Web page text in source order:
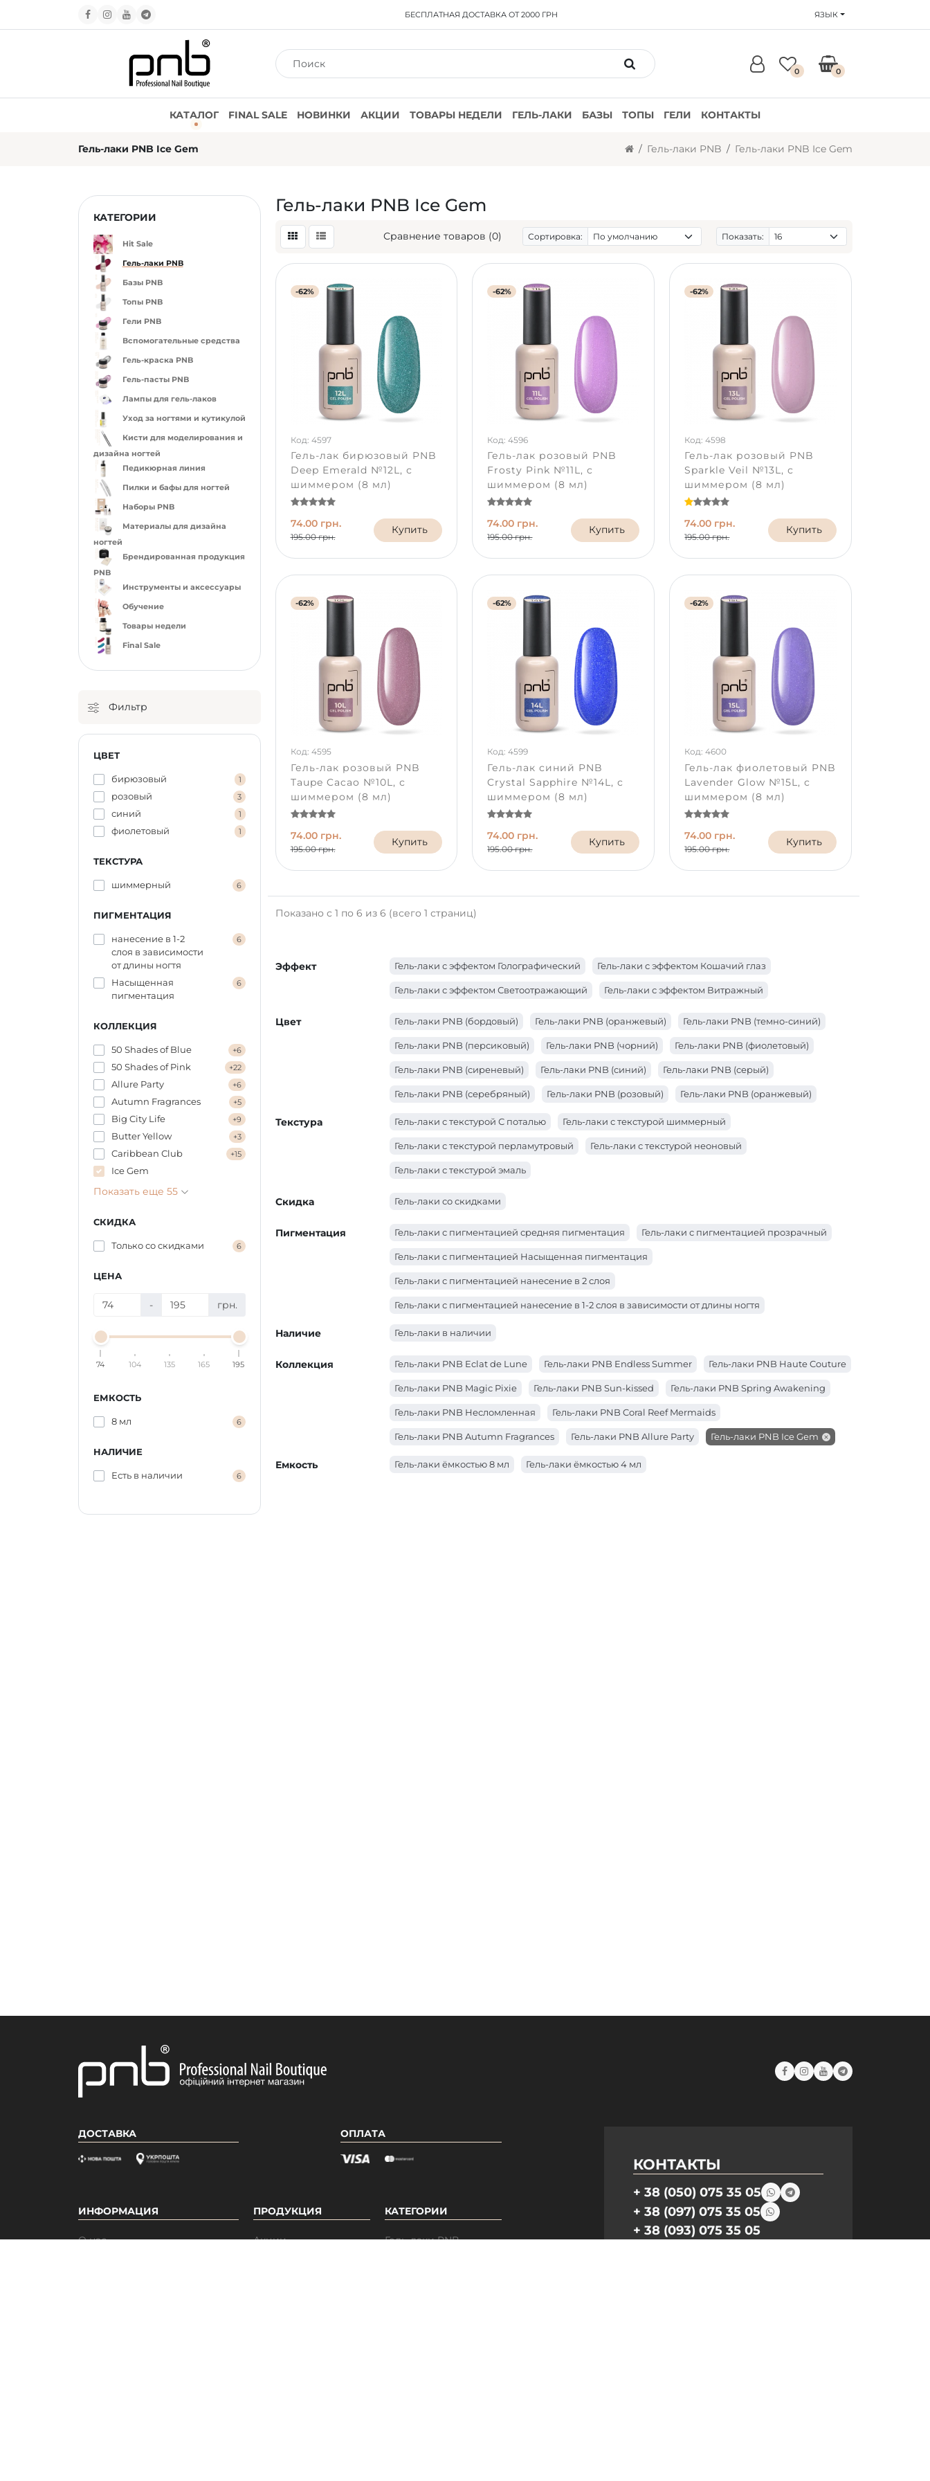
БЕСПЛАТНАЯ ДОСТАВКА ОТ 2000 ГРН ЯЗЫК
0 0
КАТАЛОГ FINAL SALE НОВИНКИ АКЦИИ ТОВАРЫ НЕДЕЛИ ГЕЛЬ-ЛАКИ БАЗЫ ТОПЫ ГЕЛИ КОНТАКТЫ
Гель-лаки PNB Ice Gem Гель-лаки PNB Гель-лаки PNB Ice Gem
КАТЕГОРИИ
Hit Sale
Гель-лаки PNB
Базы PNB
Топы PNB
Гели PNB
Вспомогательные средства
Гель-краска PNB
Гель-пасты PNB
Лампы для гель-лаков
Уход за ногтями и кутикулой
Кисти для моделирования и
дизайна ногтей
Педикюрная линия
Пилки и бафы для ногтей
Наборы PNB
Материалы для дизайна
ногтей
Брендированная продукция
PNB
Инструменты и аксессуары
Обучение
Товары недели
Final Sale
Фильтр
ЦВЕТ
бирюзовый 1
розовый 3
синий 1
фиолетовый 1
ТЕКСТУРА
шиммерный 6
ПИГМЕНТАЦИЯ
нанесение в 1-2
слоя в зависимости
от длины ногтя
6
Насыщенная
пигментация
6
КОЛЛЕКЦИЯ
50 Shades of Blue +6
50 Shades of Pink +22
Allure Party +6
Autumn Fragrances +5
Big City Life +9
Butter Yellow +3
Caribbean Сlub +15
Ice Gem
Показать еще 55
СКИДКА
Только со cкидками 6
ЦЕНА
- грн.
74 104 135 165 195
ЕМКОСТЬ
8 мл 6
НАЛИЧИЕ
Есть в наличии 6
Гель-лаки PNB Ice Gem
Сравнение товаров (0) Сортировка: Показать:
-62%
Код: 4597
Гель-лак бирюзовый PNB
Deep Emerald №12L, с
шиммером (8 мл)
74.00 грн.
195.00 грн.
Купить
-62%
Код: 4596
Гель-лак розовый PNB
Frosty Pink №11L, с
шиммером (8 мл)
74.00 грн.
195.00 грн.
Купить
-62%
Код: 4598
Гель-лак розовый PNB
Sparkle Veil №13L, с
шиммером (8 мл)
74.00 грн.
195.00 грн.
Купить
-62%
Код: 4595
Гель-лак розовый PNB
Taupe Cacao №10L, с
шиммером (8 мл)
74.00 грн.
195.00 грн.
Купить
-62%
Код: 4599
Гель-лак синий PNB
Crystal Sapphire №14L, с
шиммером (8 мл)
74.00 грн.
195.00 грн.
Купить
-62%
Код: 4600
Гель-лак фиолетовый PNB
Lavender Glow №15L, с
шиммером (8 мл)
74.00 грн.
195.00 грн.
Купить
Показано с 1 по 6 из 6 (всего 1 страниц)
Эффект Гель-лаки с эффектом Голографический Гель-лаки с эффектом Кошачий глаз
Гель-лаки с эффектом Светоотражающий Гель-лаки с эффектом Витражный
Цвет Гель-лаки PNB (бордовый) Гель-лаки PNB (оранжевый) Гель-лаки PNB (темно-синий)
Гель-лаки PNB (персиковый) Гель-лаки PNB (чорний) Гель-лаки PNB (фиолетовый)
Гель-лаки PNB (сиреневый) Гель-лаки PNB (синий) Гель-лаки PNB (серый)
Гель-лаки PNB (серебряный) Гель-лаки PNB (розовый) Гель-лаки PNB (оранжевый)
Гель-лаки PNB (молочный) Гель-лаки PNB (красный) Гель-лаки PNB (коричневый)
Гель-лаки PNB (коралловый) Гель-лаки PNB (золотой) Гель-лаки PNB (зеленый)
Гель-лаки PNB (желтый) Гель-лаки PNB (голубой)
Текстура Гель-лаки с текстурой С поталью Гель-лаки с текстурой шиммерный
Гель-лаки с текстурой перламутровый Гель-лаки с текстурой неоновый
Гель-лаки с текстурой эмаль
Скидка Гель-лаки со скидками
Пигментация Гель-лаки с пигментацией средняя пигментация Гель-лаки с пигментацией прозрачный
Гель-лаки с пигментацией Насыщенная пигментация
Гель-лаки с пигментацией нанесение в 2 слоя
Гель-лаки с пигментацией нанесение в 1-2 слоя в зависимости от длины ногтя
Наличие Гель-лаки в наличии
Коллекция Гель-лаки PNB Eclat de Lune Гель-лаки PNB Endless Summer Гель-лаки PNB Haute Couture
Гель-лаки PNB Magic Pixie Гель-лаки PNB Sun-kissed Гель-лаки PNB Spring Awakening
Гель-лаки PNB Несломленная Гель-лаки PNB Coral Reef Mermaids
Гель-лаки PNB Autumn Fragrances Гель-лаки PNB Allure Party Гель-лаки PNB Ice Gem
Гель-лаки PNB City Harmony Гель-лаки PNB Основная палитра
Емкость Гель-лаки ёмкостью 8 мл Гель-лаки ёмкостью 4 мл
ДОСТАВКА ОПЛАТА
ИНФОРМАЦИЯ
О нас
ПРОДУКЦИЯ
Акции
КАТЕГОРИИ
Гель-лаки PNB
КОНТАКТЫ
+ 38 (050) 075 35 05
+ 38 (097) 075 35 05
+ 38 (093) 075 35 05
Зарегистрируйся и получи автоматическую
Закрыть